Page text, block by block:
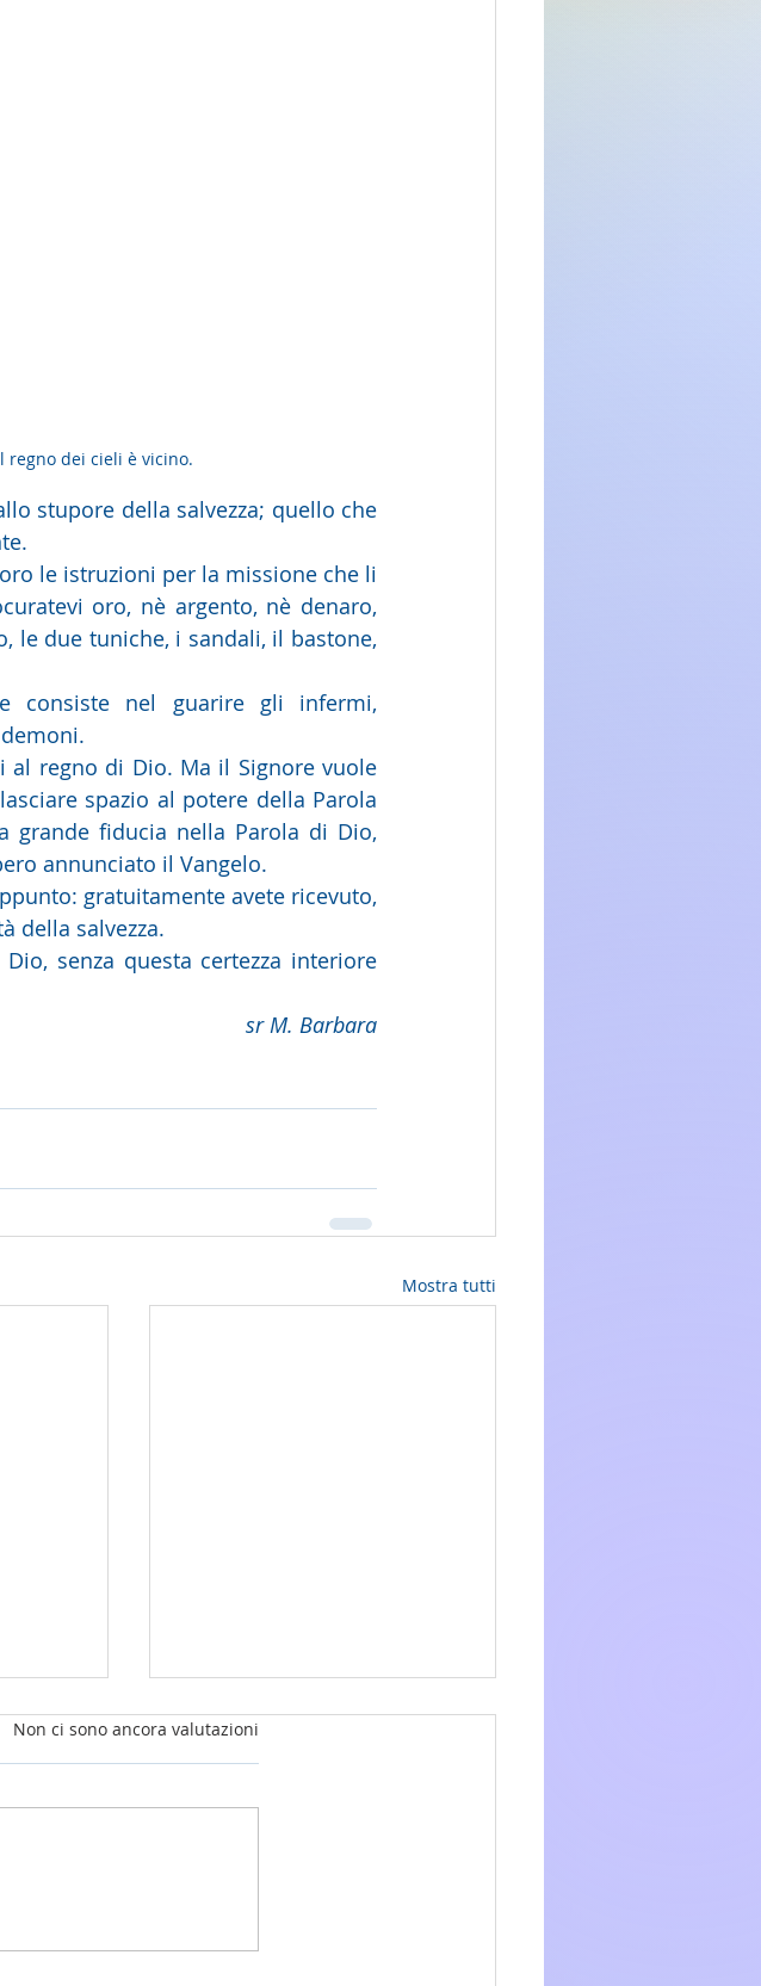
regno dei cieli è vicino.
stupore della salvezza; quello che
le istruzioni per la missione che li
oro, nè argento, nè denaro,
le due tuniche, i sandali, il bastone,
consiste nel guarire gli infermi,
regno di Dio. Ma il Signore vuole
spazio al potere della Parola
grande fiducia nella Parola di Dio,
annunciato il Vangelo.
gratuitamente avete ricevuto,
della salvezza.
senza questa certezza interiore
sr M. Barbara
Mostra tutti
0 stelle su 5.
Non ci sono ancora valutazioni